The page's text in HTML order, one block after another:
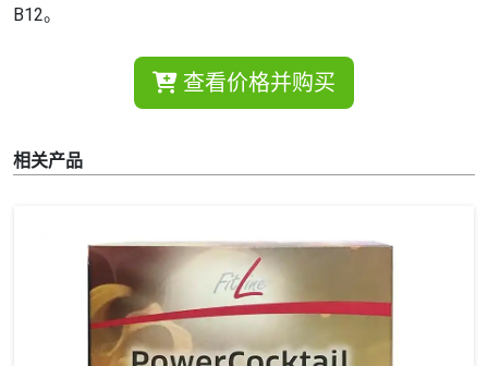
B12。
查看价格并购买
相关产品